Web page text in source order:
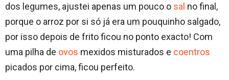
dos legumes, ajustei apenas um pouco o sal no final,
porque o arroz por si só já era um pouquinho salgado,
por isso depois de frito ficou no ponto exacto! Com
uma pilha de ovos mexidos misturados e coentros
picados por cima, ficou perfeito.